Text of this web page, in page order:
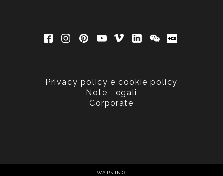
WARNING
Privacy policy e cookie policy
Note Legali
Corporate